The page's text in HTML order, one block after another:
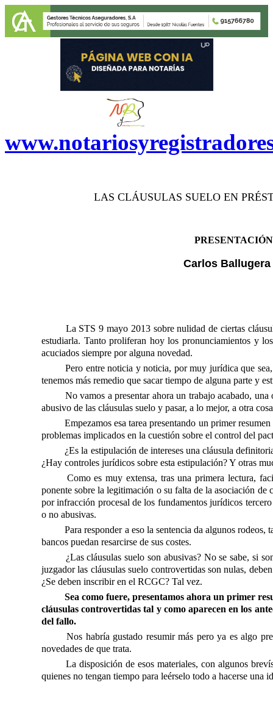
LAS CLÁUSULAS SUELO EN
Carlos
La STS 9 mayo 2013 sobre nulidad de ciertas
estudiarla. Tanto proliferan hoy los pronunciamientos y
acuciados siempre por alguna novedad.
Pero entre noticia y noticia, por muy jurídica que
tenemos más remedio que sacar tiempo de alguna parte y
No vamos a presentar ahora un trabajo acabado,
abusivo de las cláusulas suelo y pasar, a lo mejor, a otra
Empezamos esa tarea presentando un primer
problemas implicados en la cuestión sobre el control del
¿Es la estipulación de intereses una cláusula
¿Hay controles jurídicos sobre esta estipulación? Y otras
Como es muy extensa, tras una primera lectura,
ponente sobre la legitimación o su falta de la asociación
por infracción procesal de los fundamentos jurídicos
o no abusivas.
Para responder a eso la sentencia da algunos
bancos puedan resarcirse de sus costes.
¿Las cláusulas suelo son abusivas? No se sabe, si
juzgador las cláusulas suelo controvertidas son nulas,
¿Se deben inscribir en el RCGC? Tal vez.
Sea como fuere, presentamos ahora un primer
cláusulas controvertidas tal y como aparecen en los
del fallo.
Nos habría gustado resumir más pero ya es algo
novedades de que trata.
La disposición de esos materiales, con algunos
quienes no tengan tiempo para leérselo todo a hacerse una